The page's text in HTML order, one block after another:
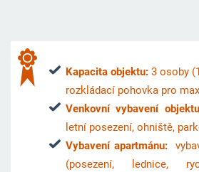
Kapacita objektu:3 osoby
rozkládací pohovka pro
Venkovní vybavení
letní posezení, ohniště,
Vybavení apartmánu:
(posezení, lednice,